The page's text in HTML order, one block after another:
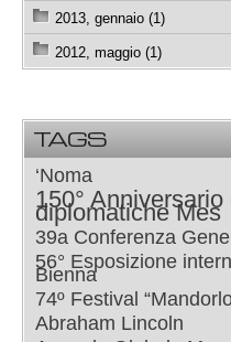
2013, gennaio (1)
2012, maggio (1)
TAGS
‘Noma
150°
diplomatiche Mes
39a Conferenza
56° Esposizione
Bienna
74º Festival
Abraham Lincoln